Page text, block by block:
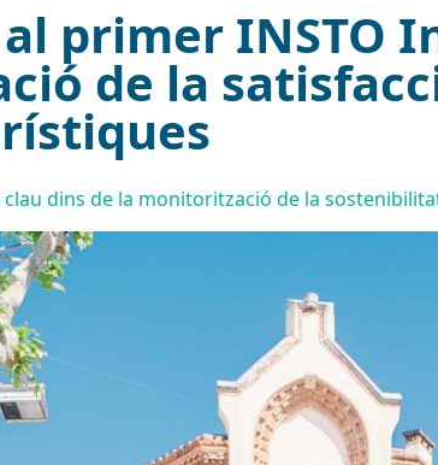
al primer INSTO
de la
dins de la monitorització de la